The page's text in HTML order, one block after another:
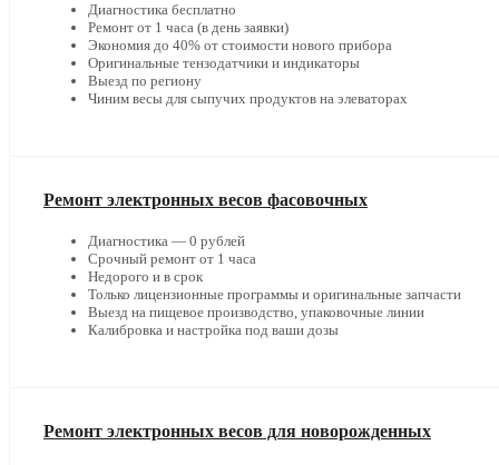
Диагностика бесплатно
Ремонт от 1 часа (в день заявки)
Экономия до 40% от стоимости нового прибора
Оригинальные тензодатчики и индикаторы
Выезд по региону
Чиним весы для сыпучих продуктов на элеваторах
Ремонт электронных весов фасовочных
Диагностика — 0 рублей
Срочный ремонт от 1 часа
Недорого и в срок
Только лицензионные программы и оригинальные запчасти
Выезд на пищевое производство, упаковочные линии
Калибровка и настройка под ваши дозы
Ремонт электронных весов для новорожденных